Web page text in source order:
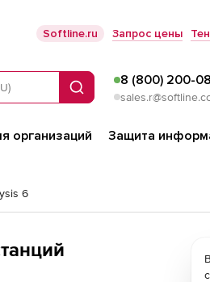
Softline.ru Запрос цены
Поиск
8 (800) 200-
организаций Защита
6